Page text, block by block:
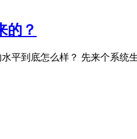
的？
平到底怎么样？ 先来个系